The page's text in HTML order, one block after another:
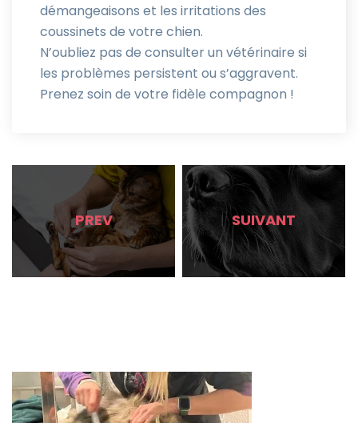
démangeaisons et les irritations des
coussinets de votre chien.
N’oubliez pas de consulter un vétérinaire si
les problèmes persistent ou s’aggravent.
Prenez soin de votre fidèle compagnon !
PREV SUIVANT